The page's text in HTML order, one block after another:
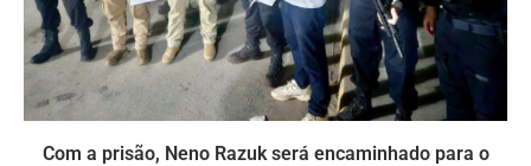
Com a prisão, Neno Razuk será encaminhado para o